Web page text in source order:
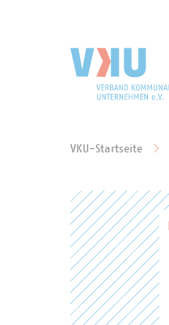
VKU-Startseite